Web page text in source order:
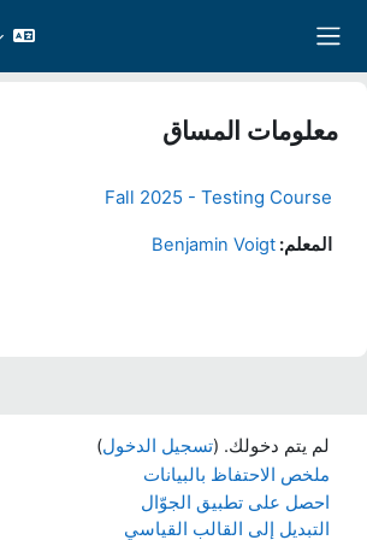
معلومات المساق
Fall 2025 - Testing Course
المعلم: Benjamin Voigt
لم يتم دخولك. (تسجيل الدخول)
ملخص الاحتفاظ بالبيانات
احصل على تطبيق الجوّال
التبديل إلى القالب القياسي